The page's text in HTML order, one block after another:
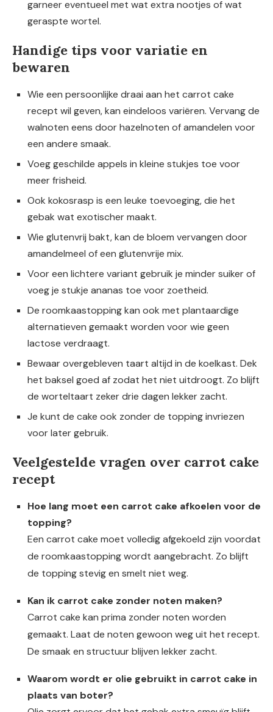
garneer eventueel met wat extra nootjes of wat
geraspte wortel.
Handige tips voor variatie en
bewaren
Wie een persoonlijke draai aan het carrot cake
recept wil geven, kan eindeloos variëren. Vervang de
walnoten eens door hazelnoten of amandelen voor
een andere smaak.
Voeg geschilde appels in kleine stukjes toe voor
meer frisheid.
Ook kokosrasp is een leuke toevoeging, die het
gebak wat exotischer maakt.
Wie glutenvrij bakt, kan de bloem vervangen door
amandelmeel of een glutenvrije mix.
Voor een lichtere variant gebruik je minder suiker of
voeg je stukje ananas toe voor zoetheid.
De roomkaastopping kan ook met plantaardige
alternatieven gemaakt worden voor wie geen
lactose verdraagt.
Bewaar overgebleven taart altijd in de koelkast. Dek
het baksel goed af zodat het niet uitdroogt. Zo blijft
de worteltaart zeker drie dagen lekker zacht.
Je kunt de cake ook zonder de topping invriezen
voor later gebruik.
Veelgestelde vragen over carrot cake
recept
Hoe lang moet een carrot cake afkoelen voor de
topping?
Een carrot cake moet volledig afgekoeld zijn voordat
de roomkaastopping wordt aangebracht. Zo blijft
de topping stevig en smelt niet weg.
Kan ik carrot cake zonder noten maken?
Carrot cake kan prima zonder noten worden
gemaakt. Laat de noten gewoon weg uit het recept.
De smaak en structuur blijven lekker zacht.
Waarom wordt er olie gebruikt in carrot cake in
plaats van boter?